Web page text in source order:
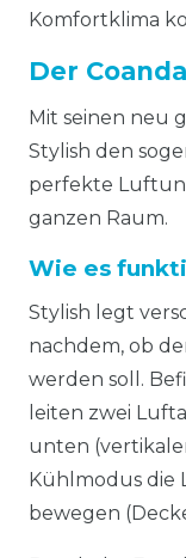
Komfortklima
Der
Mit seinen neu
Stylish den
perfekte
ganzen Raum.
Wie es
Stylish legt
nachdem, ob
werden soll.
leiten zwei
unten
Kühlmodus die
bewegen